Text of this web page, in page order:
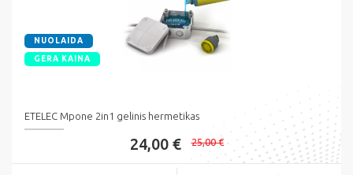
NUOLAIDA
GERA KAINA
ETELEC Mpone 2in1 gelinis hermetikas
24,00 € 25,00 €